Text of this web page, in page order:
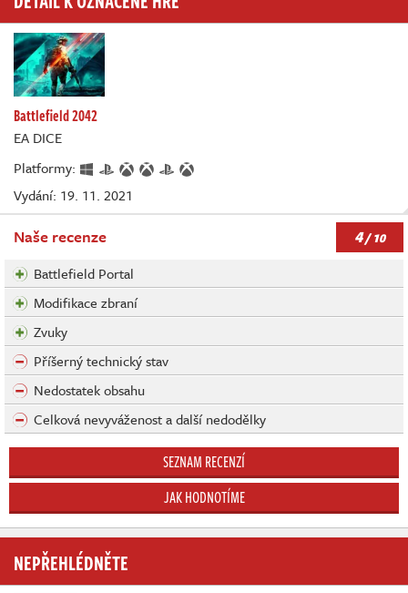
Battlefield 2042
EA DICE
Platformy:
Vydání: 19. 11. 2021
Naše recenze 4/ 10
Battlefield Portal
Modifikace zbraní
Zvuky
Příšerný technický stav
Nedostatek obsahu
Celková nevyváženost a další nedodělky
SEZNAM RECENZÍ
JAK HODNOTÍME
NEPŘEHLÉDNĚTE